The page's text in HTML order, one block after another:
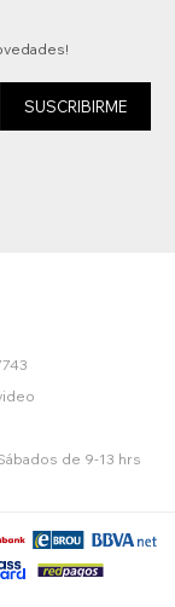
de 9-13 hrs
SUSCRIBIRME